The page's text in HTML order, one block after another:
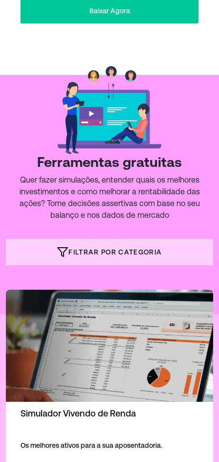
Baixar Agora
Ferramentas gratuitas
Quer fazer simulações, entender quais os melhores
investimentos e como melhorar a rentabilidade das
ações? Tome decisões assertivas com base no seu
balanço e nos dados de mercado
FILTRAR POR CATEGORIA
Simulador Vivendo de Renda
Os melhores ativos para a sua aposentadoria.